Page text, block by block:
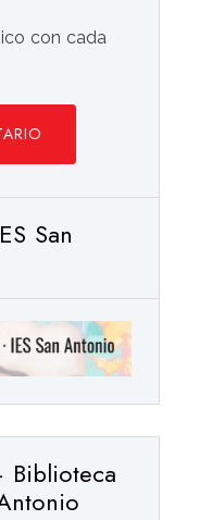
con cada
San
Biblioteca